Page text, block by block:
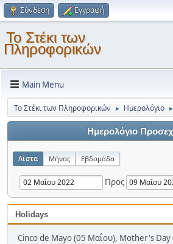
Σύνδεση Εγγραφή
Το Στέκι των
Πληροφορικών
Main Menu
Το Στέκι των Πληροφορικών ► Ημερολόγιο ►
Ημερολόγιο
Λίστα Μήνας Εβδομάδα
Προς
Holidays
Cinco de Mayo (05 Μαΐου), Mother's